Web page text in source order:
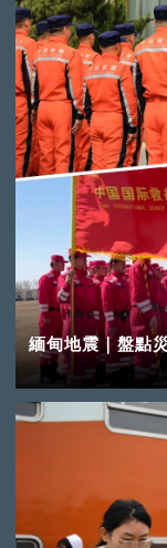
緬甸地震｜盤點